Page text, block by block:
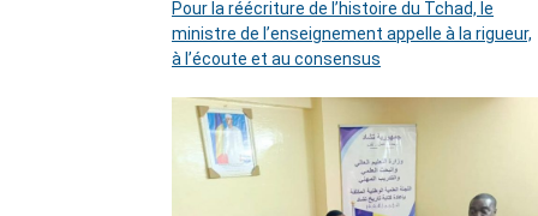
Pour la réécriture de l’histoire du Tchad, le
ministre de l’enseignement appelle à la rigueur,
à l’écoute et au consensus